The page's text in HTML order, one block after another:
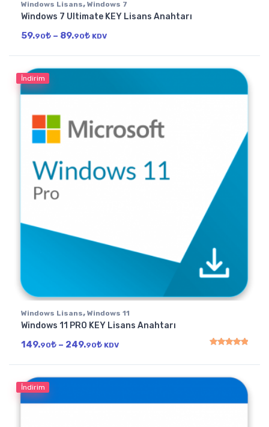
Windows Lisans, Windows 7
Windows 7 Ultimate KEY Lisans Anahtarı
59.90₺ – 89.90₺Fiyat aralığı: 59.90₺ - 89.90₺
KDV
İndirim
Windows Lisans, Windows 11
Windows 11 PRO KEY Lisans Anahtarı
149.90₺ – 249.90₺Fiyat aralığı: 149.90₺ - 249.90₺
KDV
İndirim